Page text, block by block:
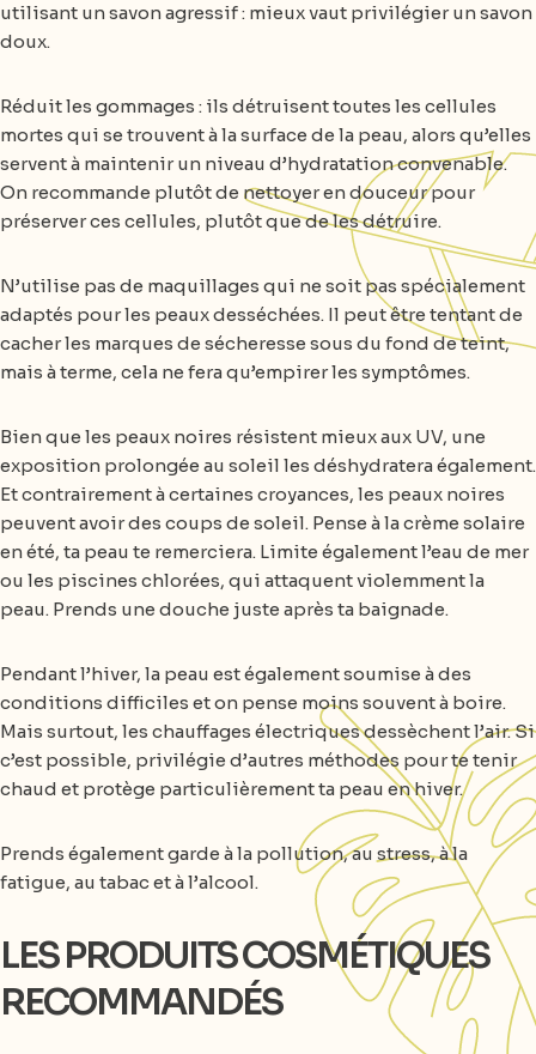
utilisant un savon agressif : mieux vaut privilégier un savon
doux.
Réduit les gommages : ils détruisent toutes les cellules
mortes qui se trouvent à la surface de la peau, alors qu’elles
servent à maintenir un niveau d’hydratation convenable.
On recommande plutôt de nettoyer en douceur pour
préserver ces cellules, plutôt que de les détruire.
N’utilise pas de maquillages qui ne soit pas spécialement
adaptés pour les peaux desséchées. Il peut être tentant de
cacher les marques de sécheresse sous du fond de teint,
mais à terme, cela ne fera qu’empirer les symptômes.
Bien que les peaux noires résistent mieux aux UV, une
exposition prolongée au soleil les déshydratera également.
Et contrairement à certaines croyances, les peaux noires
peuvent avoir des coups de soleil. Pense à la crème solaire
en été, ta peau te remerciera. Limite également l’eau de mer
ou les piscines chlorées, qui attaquent violemment la
peau. Prends une douche juste après ta baignade.
Pendant l’hiver, la peau est également soumise à des
conditions difficiles et on pense moins souvent à boire.
Mais surtout, les chauffages électriques dessèchent l’air. Si
c’est possible, privilégie d’autres méthodes pour te tenir
chaud et protège particulièrement ta peau en hiver.
Prends également garde à la pollution, au stress, à la
fatigue, au tabac et à l’alcool.
LES PRODUITS COSMÉTIQUES
RECOMMANDÉS